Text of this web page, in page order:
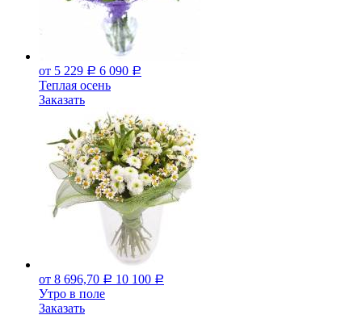
от 5 229 Р 6 090 Р
Теплая осень
Заказать
от 8 696,70 Р 10 100 Р
Утро в поле
Заказать